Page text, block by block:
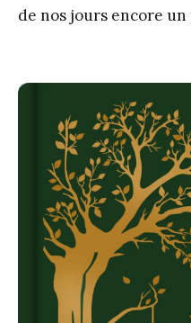
de nos jours encore